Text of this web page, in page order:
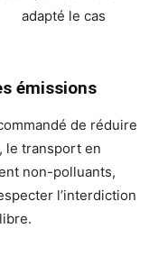
adapté le cas
émissions
de réduire
le transport en
non-polluants,
l’interdiction